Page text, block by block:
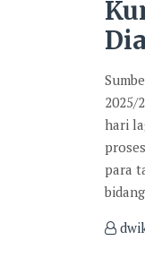
2025/
hari
para